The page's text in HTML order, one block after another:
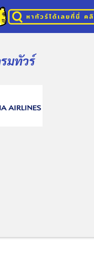
มทัวร์